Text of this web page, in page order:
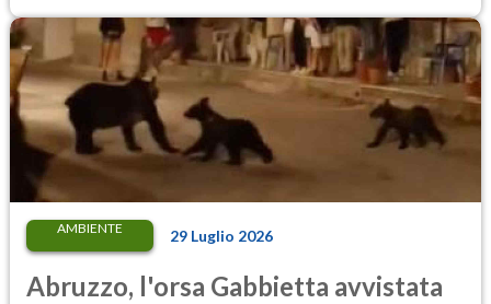
AMBIENTE 29 Luglio 2026
Abruzzo, l'orsa Gabbietta avvistata